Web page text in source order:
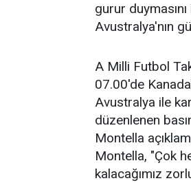
gurur
Avustralya'nın
A Milli Futbol
07.00'de
Avustralya ile
düzenlenen
Montella
Montella, "Çok
kalacağımız